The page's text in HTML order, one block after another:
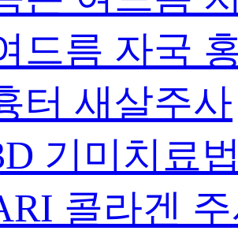
드름 자국
터 새살주사
기미치료
콜라겐